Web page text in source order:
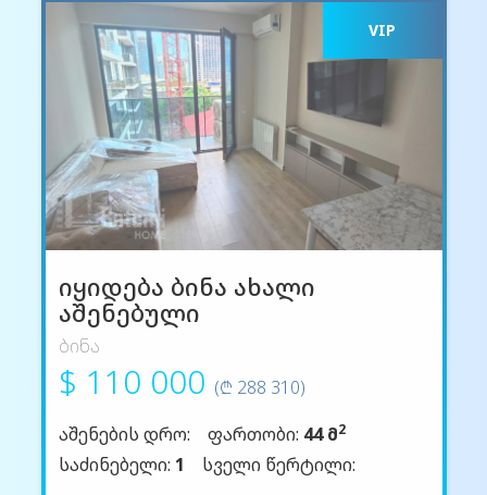
VIP
იყიდება ბინა ახალი
აშენებული
ბინა
$ 110 000 (₾ 288 310)
აშენების დრო:
ფართობი: 44 მ2
საძინებელი: 1 სველი წერტილი: